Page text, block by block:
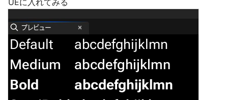
UEに入れてみる